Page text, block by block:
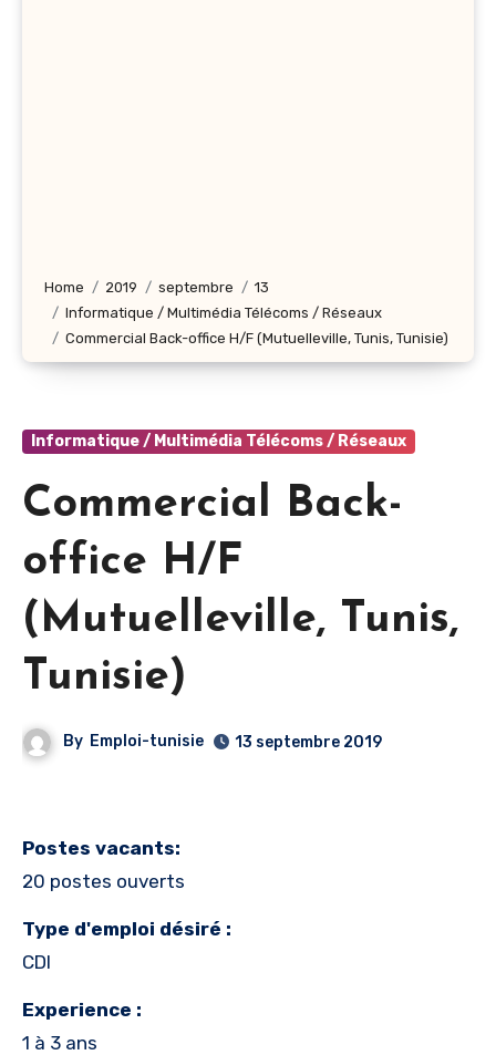
Home 2019 septembre
13
Informatique / Multimédia Télécoms / Réseaux
Commercial Back-office H/F (Mutuelleville, Tunis, Tunisie)
Informatique / Multimédia Télécoms / Réseaux
Commercial Back-
office H/F
(Mutuelleville, Tunis,
Tunisie)
By Emploi-tunisie 13 septembre 2019
Postes vacants:
20 postes ouverts
Type d'emploi désiré :
CDI
Experience :
1 à 3 ans